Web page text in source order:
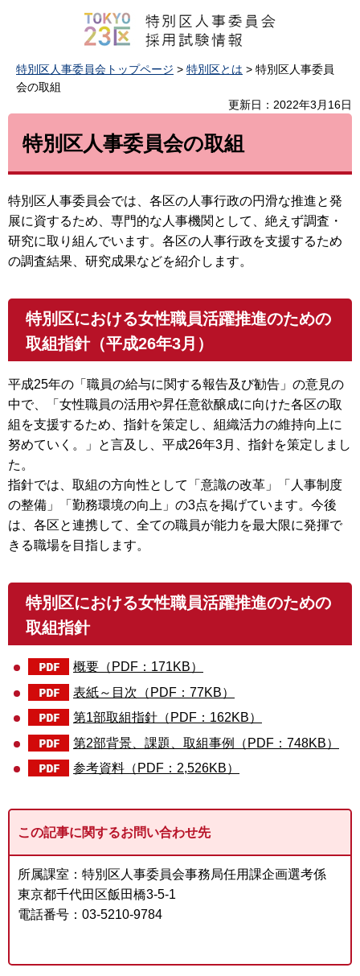
特別区人事委員会トップページ > 特別区とは > 特別区人事委員
会の取組
更新日：2022年3月16日
特別区人事委員会の取組
特別区人事委員会では、各区の人事行政の円滑な推進と発
展に資するため、専門的な人事機関として、絶えず調査・
研究に取り組んでいます。各区の人事行政を支援するため
の調査結果、研究成果などを紹介します。
特別区における女性職員活躍推進のための
取組指針（平成26年3月）
平成25年の「職員の給与に関する報告及び勧告」の意見の
中で、「女性職員の活用や昇任意欲醸成に向けた各区の取
組を支援するため、指針を策定し、組織活力の維持向上に
努めていく。」と言及し、平成26年3月、指針を策定しまし
た。
指針では、取組の方向性として「意識の改革」「人事制度
の整備」「勤務環境の向上」の3点を掲げています。今後
は、各区と連携して、全ての職員が能力を最大限に発揮で
きる職場を目指します。
特別区における女性職員活躍推進のための
取組指針
概要（PDF：171KB）
表紙～目次（PDF：77KB）
第1部取組指針（PDF：162KB）
第2部背景、課題、取組事例（PDF：748KB）
参考資料（PDF：2,526KB）
この記事に関するお問い合わせ先
所属課室：特別区人事委員会事務局任用課企画選考係
東京都千代田区飯田橋3-5-1
電話番号：03-5210-9784